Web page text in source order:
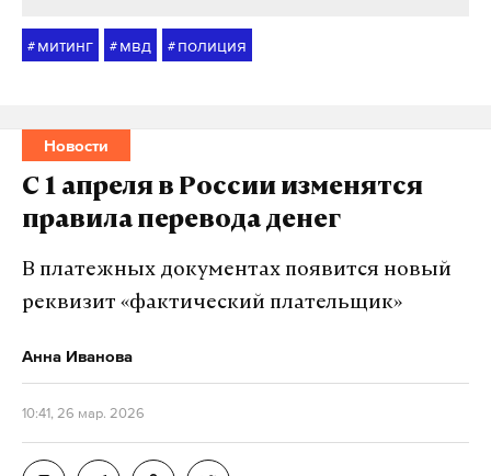
# митинг # мвд # полиция
Новости
С 1 апреля в России изменятся
правила перевода денег
В платежных документах появится новый
реквизит «фактический плательщик»
Анна Иванова
10:41, 26 мар. 2026